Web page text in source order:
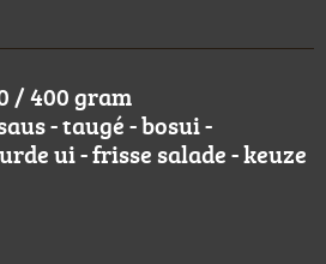
/ 400 gram
- taugé - bosui -
ui - frisse salade - keuze